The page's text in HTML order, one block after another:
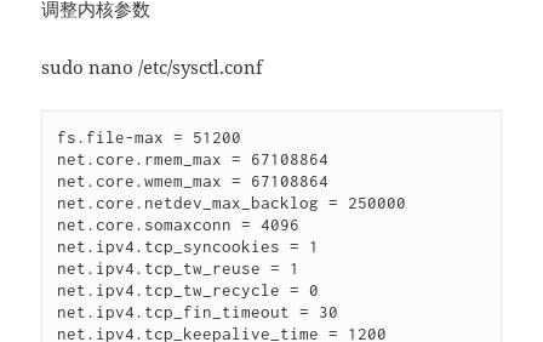
调整内核参数
sudo nano /etc/sysctl.conf
fs.file-max = 51200
net.core.rmem_max = 67108864
net.core.wmem_max = 67108864
net.core.netdev_max_backlog = 250000
net.core.somaxconn = 4096
net.ipv4.tcp_syncookies = 1
net.ipv4.tcp_tw_reuse = 1
net.ipv4.tcp_tw_recycle = 0
net.ipv4.tcp_fin_timeout = 30
net.ipv4.tcp_keepalive_time = 1200